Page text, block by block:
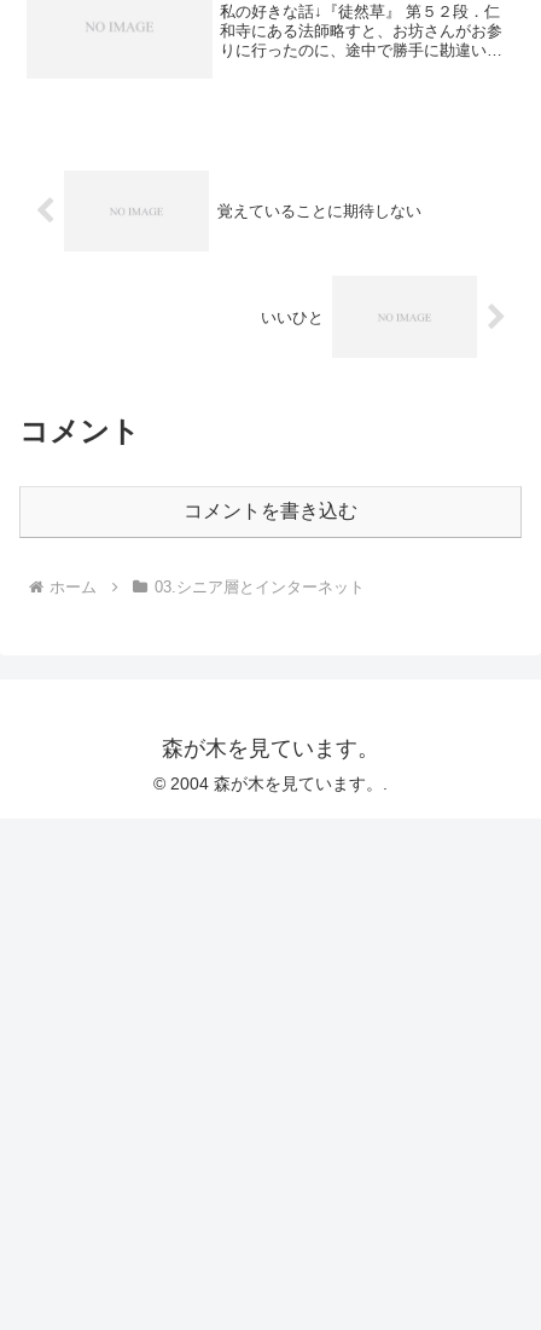
私の好きな話↓『徒然草』 第５２段．仁
和寺にある法師略すと、お坊さんがお参
りに行ったのに、途中で勝手に勘違いし
覚えていることに期待しない
いいひと
コメント
コメントを書き込む
ホーム 03.シニア層とインターネット
森が木を見ています。
© 2004 森が木を見ています。.